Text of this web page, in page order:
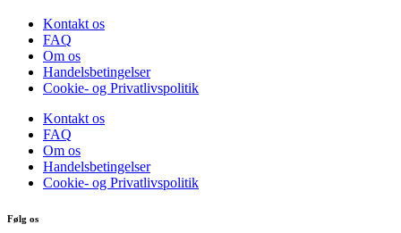
Kontakt os
FAQ
Om os
Handelsbetingelser
Cookie- og Privatlivspolitik
Kontakt os
FAQ
Om os
Handelsbetingelser
Cookie- og Privatlivspolitik
Følg os